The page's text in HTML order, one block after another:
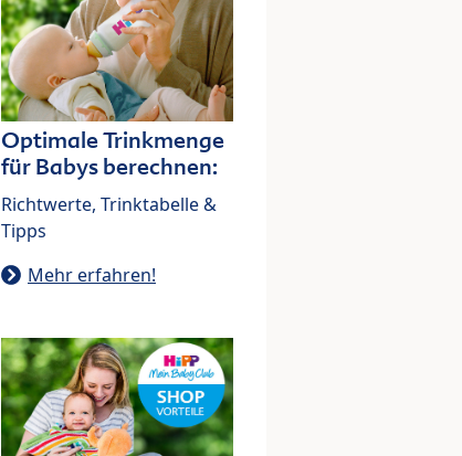
Optimale Trinkmenge
für Babys berechnen:
Richtwerte, Trinktabelle &
Tipps
Mehr erfahren!